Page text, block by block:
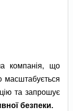
компанія, що
масштабується
та запрошує
безпеки.